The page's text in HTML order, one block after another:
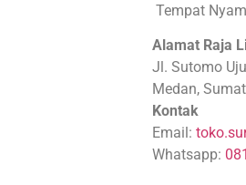
Tempat
Alamat Raja
Jl. Sutomo
Medan,
Kontak
Email:
Whatsapp: